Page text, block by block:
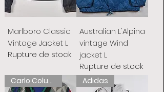
Marlboro Classic
Vintage Jacket L
Rupture de stock
Australian L'Alpina
vintage Wind
jacket L
Rupture de stock
Carlo Colucci Adidas